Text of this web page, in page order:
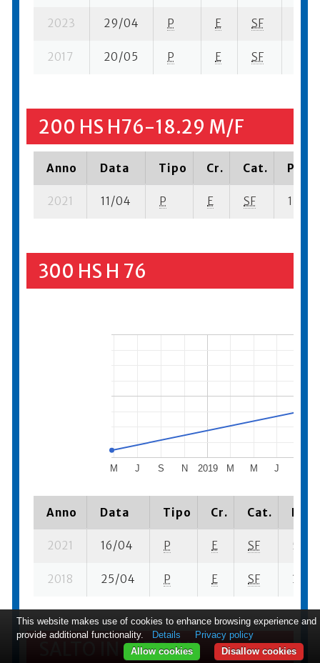
2023 29/04 P E SF
2017 20/05 P E SF
200 HS H76-18.29 M/F
Anno Data Tipo Cr. Cat.
2021 11/04 P E SF 1 se- 3
300 HS H 76
2019
M J S N M M J
Anno Data Tipo Cr. Cat.
2021 16/04 P E SF 5 su-
2018 25/04 P E SF 3 se-
SALTO IN ALTO/HJ
This website makes use of cookies to enhance browsing experience and
provide additional functionality.
Details
Privacy policy
Disallow cookies
Allow cookies